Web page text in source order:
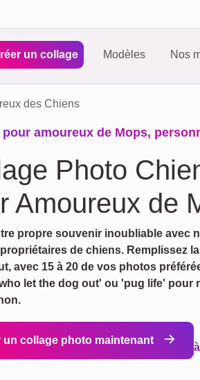
un collage Modèles Nos
des Chiens
pour amoureux de Mops,
Photo
Amoureux de
propre souvenir inoubliable avec
de chiens. Remplissez
avec 15 à 20 de vos photos
let the dog out' ou 'pug life' pour
un collage photo maintenant